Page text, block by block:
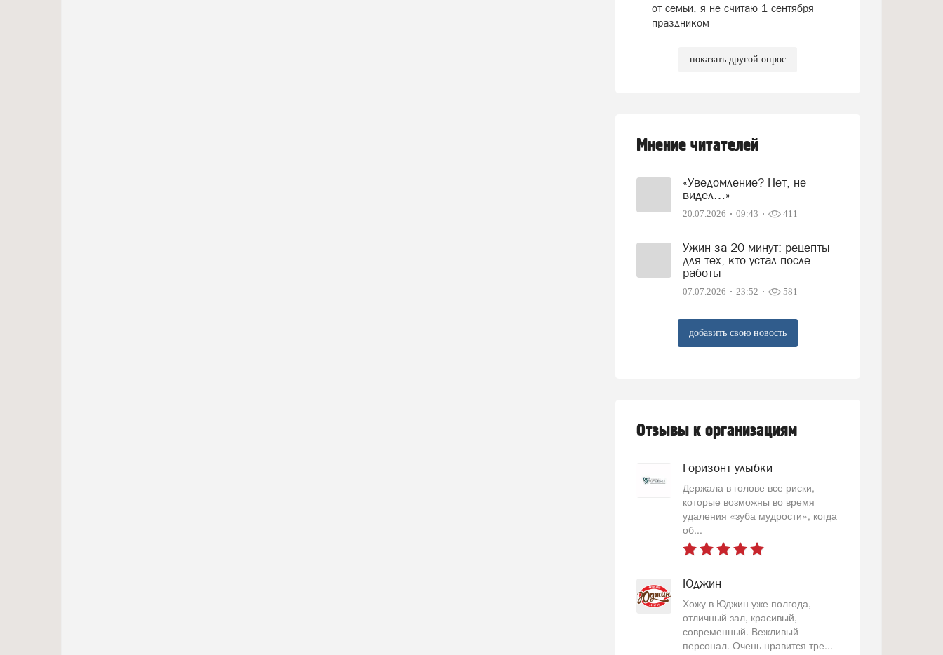
от семьи, я не считаю 1 сентября
праздником
показать другой опрос
Мнение читателей
«Уведомление? Нет, не
видел…»
20.07.2026 09:43 411
Ужин за 20 минут: рецепты
для тех, кто устал после
работы
07.07.2026 23:52 581
добавить свою новость
Отзывы к организациям
Горизонт улыбки
Держала в голове все риски,
которые возможны во время
удаления «зуба мудрости», когда
об...
Юджин
Хожу в Юджин уже полгода,
отличный зал, красивый,
современный. Вежливый
персонал. Очень нравится тре...